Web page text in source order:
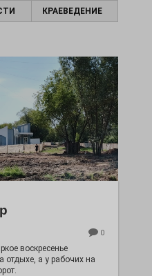
КРАЕВЕДЕНИЕ
0
воскресенье
отдыхе, а у рабочих на